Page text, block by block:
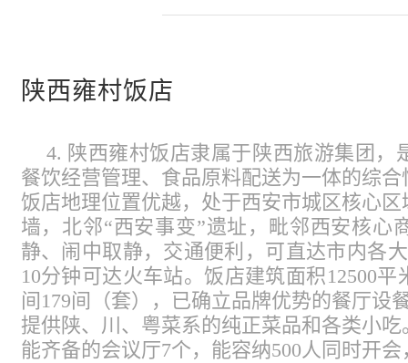
陕西雍村饭店
4. 陕西雍村饭店隶属于陕西旅游集团，
餐饮经营管理、食品原料配送为一体的综
饭店地理位置优越，处于西安市城区核心
墙，北邻“西安事变”遗址，毗邻西安核心
静、闹中取静，交通便利，可直达市内各
10分钟可达火车站。饭店建筑面积12500
间179间（套），已确立品牌优势的餐厅设
提供陕、川、粤菜系的纯正菜品和各类小
能齐备的会议厅7个，能容纳500人同时开